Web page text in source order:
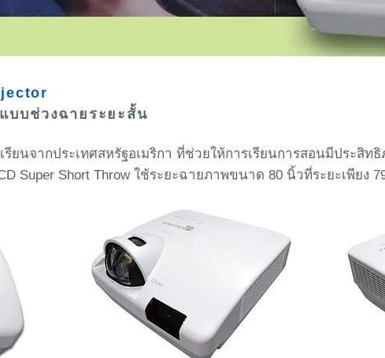
บบช่วงฉายระยะสั้น
รียนจากประเทศสหรัฐอเมริกา ที่ช่วยให้การเรียนการสอนมีประสิ
Super Short Throw ใช้ระยะฉายภาพขนาด 80 นิ้วที่ระยะเพียง